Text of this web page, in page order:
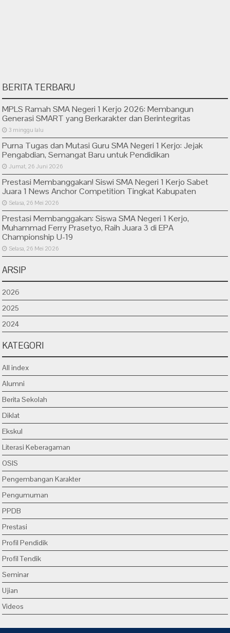
BERITA TERBARU
MPLS Ramah SMA Negeri 1 Kerjo 2026: Membangun
Generasi SMART yang Berkarakter dan Berintegritas
3 minggu lalu
Purna Tugas dan Mutasi Guru SMA Negeri 1 Kerjo: Jejak
Pengabdian, Semangat Baru untuk Pendidikan
Jumat, 26 Juni 2026
Prestasi Membanggakan! Siswi SMA Negeri 1 Kerjo Sabet
Juara 1 News Anchor Competition Tingkat Kabupaten
Selasa, 26 Mei 2026
Prestasi Membanggakan: Siswa SMA Negeri 1 Kerjo,
Muhammad Ferry Prasetyo, Raih Juara 3 di EPA
Championship U-19
Selasa, 26 Mei 2026
ARSIP
2026
2025
2024
KATEGORI
All index
Alumni
Berita Sekolah
Diklat
Ekskul
Literasi Keberagaman
OSIS
Pengembangan Karakter
Pengumuman
PPDB
Prestasi
Profil Pendidik
Profil Tendik
Seminar
Ujian
Videos